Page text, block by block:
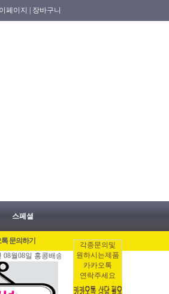
각종문의및
원하시는제품
카카오톡
연락주세요
페이지 | 장바구니
스페셜
문의하기
홍콩배송출발 안내 공지. [08/07]